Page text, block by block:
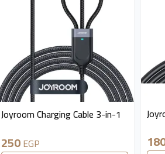
available 5 pieces
Joyroom Charging Cable 3-in-1
250EGP